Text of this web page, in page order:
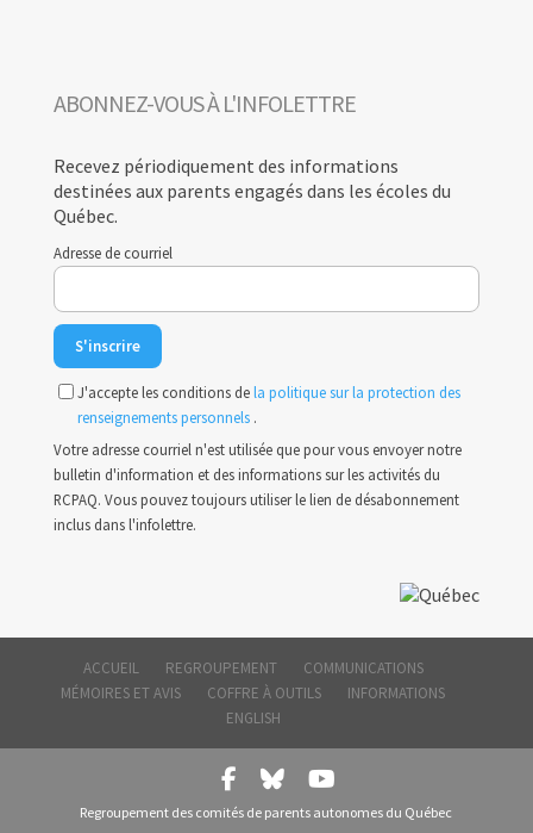
ABONNEZ-VOUS À L'INFOLETTRE
Recevez périodiquement des informations
destinées aux parents engagés dans les écoles du
Québec.
Adresse de courriel
J'accepte les conditions dela politique sur la protection des
renseignements personnels .
Votre adresse courriel n'est utilisée que pour vous envoyer notre
bulletin d'information et des informations sur les activités du
RCPAQ. Vous pouvez toujours utiliser le lien de désabonnement
inclus dans l'infolettre.
ACCUEIL REGROUPEMENT
COMMUNICATIONS
MÉMOIRES ET AVIS
COFFRE À OUTILS
INFORMATIONS
ENGLISH
Regroupement des comités de parents autonomes du Québec